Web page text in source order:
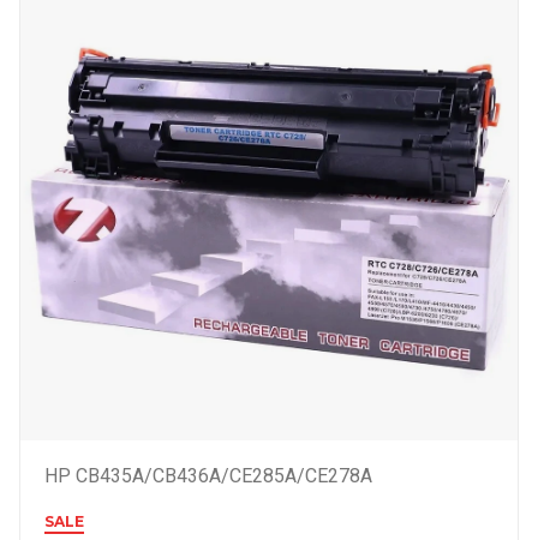
HP CB435A/CB436A/CE285A/CE278A
SALE